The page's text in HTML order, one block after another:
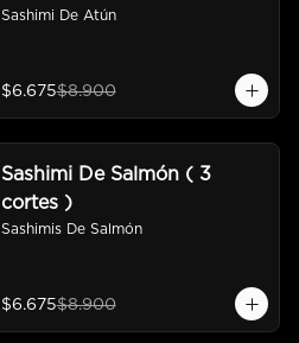
Sashimi De Atún
$6.675$8.900
Sashimi De Salmón ( 3
cortes )
Sashimis De Salmón
$6.675$8.900